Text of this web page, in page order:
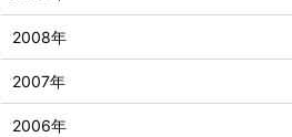
2008年
2007年
2006年